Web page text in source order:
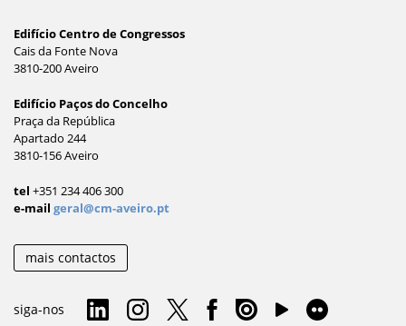
Edifício Centro de Congressos
Cais da Fonte Nova
3810-200 Aveiro
Edifício Paços do Concelho
Praça da República
Apartado 244
3810-156 Aveiro
tel +351 234 406 300
e-mail geral@cm-aveiro.pt
mais contactos
siga-nos